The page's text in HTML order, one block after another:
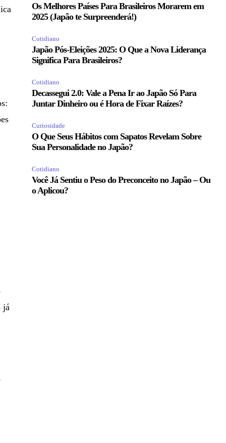
já
Os Melhores Países Para Brasileiros Morarem em
2025 (Japão te Surpreenderá!)
Cotidiano
Japão Pós-Eleições 2025: O Que a Nova Liderança
Significa Para Brasileiros?
Cotidiano
Decassegui 2.0: Vale a Pena Ir ao Japão Só Para
Juntar Dinheiro ou é Hora de Fixar Raízes?
Curiosidade
O Que Seus Hábitos com Sapatos Revelam Sobre
Sua Personalidade no Japão?
Cotidiano
Você Já Sentiu o Peso do Preconceito no Japão – Ou
o Aplicou?